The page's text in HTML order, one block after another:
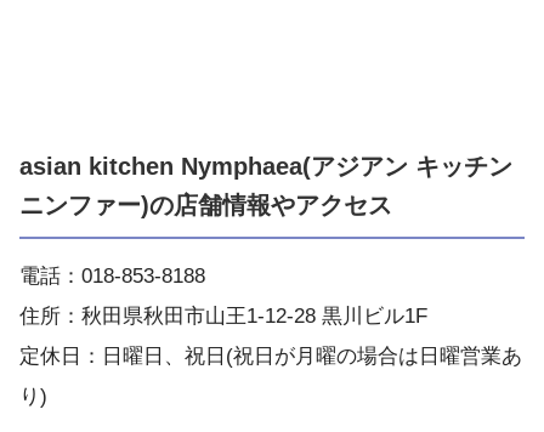
asian kitchen Nymphaea(アジアン キッチン
ニンファー)の店舗情報やアクセス
電話：018-853-8188
住所：秋田県秋田市山王1-12-28 黒川ビル1F
定休日：日曜日、祝日(祝日が月曜の場合は日曜営業あ
り)